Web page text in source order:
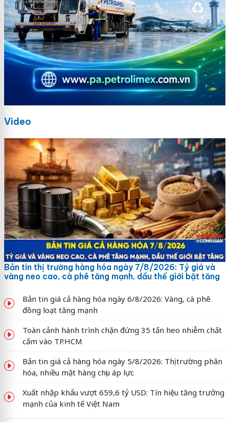
Video
Bản tin thị trường hàng hóa ngày 7/8/2026: Tỷ giá và
vàng neo cao, cà phê tăng mạnh, dầu thế giới bật tăng
Bản tin giá cả hàng hóa ngày 6/8/2026: Vàng, cà phê
đồng loạt tăng mạnh
Toàn cảnh hành trình chặn đứng 35 tấn heo nhiễm chất
cấm vào TP.HCM
Bản tin giá cả hàng hóa ngày 5/8/2026: Thị trường phân
hóa, nhiều mặt hàng chịu áp lực
Xuất nhập khẩu vượt 659,6 tỷ USD: Tín hiệu tăng trưởng
mạnh của kinh tế Việt Nam